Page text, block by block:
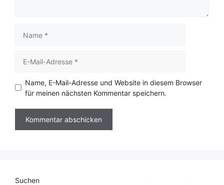
Mail-
Name, E-Mail-Adresse und Website in diesem Browser
für meinen nächsten Kommentar speichern.
Suchen